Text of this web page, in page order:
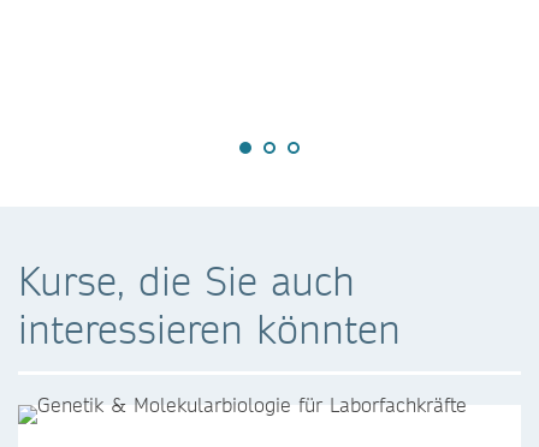
Kurse, die Sie auch
interessieren könnten